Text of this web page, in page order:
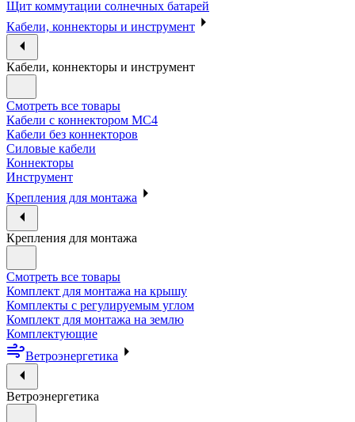
Щит коммутации солнечных батарей
Кабели, коннекторы и инструмент
Кабели, коннекторы и инструмент
Смотреть все товары
Кабели с коннектором МС4
Кабели без коннекторов
Силовые кабели
Коннекторы
Инструмент
Крепления для монтажа
Крепления для монтажа
Смотреть все товары
Комплект для монтажа на крышу
Комплекты с регулируемым углом
Комплект для монтажа на землю
Комплектующие
Ветроэнергетика
Ветроэнергетика